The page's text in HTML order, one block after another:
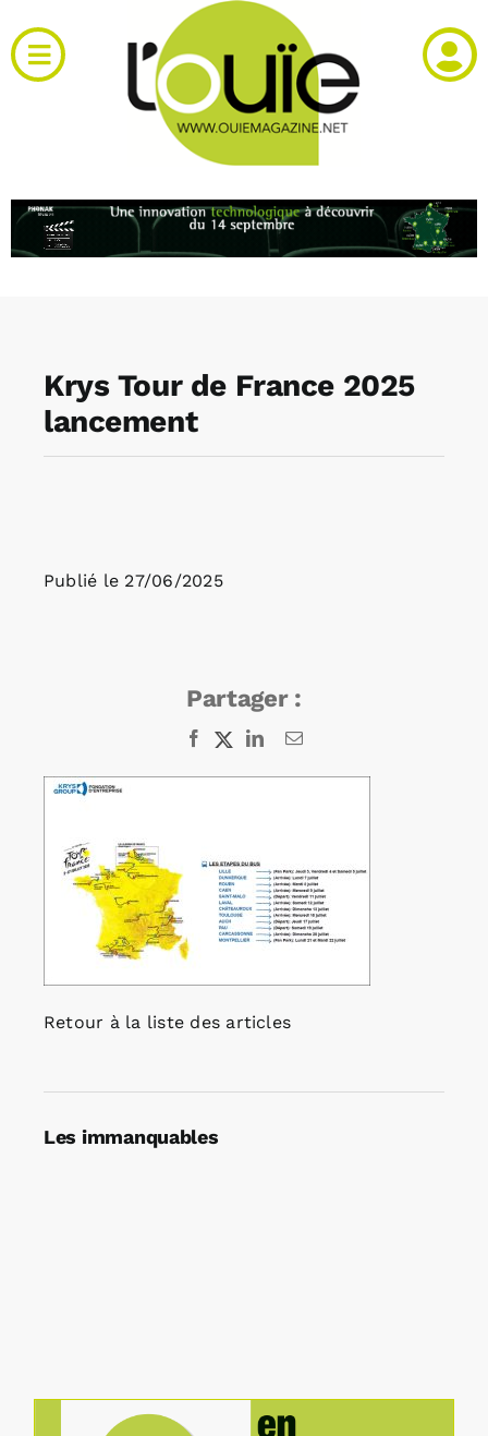
au
contenu
Toggle
Navigation
RH et emploi
Agenda
Krys Tour de France 2025
lancement
Publié le 27/06/2025
Partager :
Facebook
X LinkedInEmail
Retour à la liste des articles
Les immanquables